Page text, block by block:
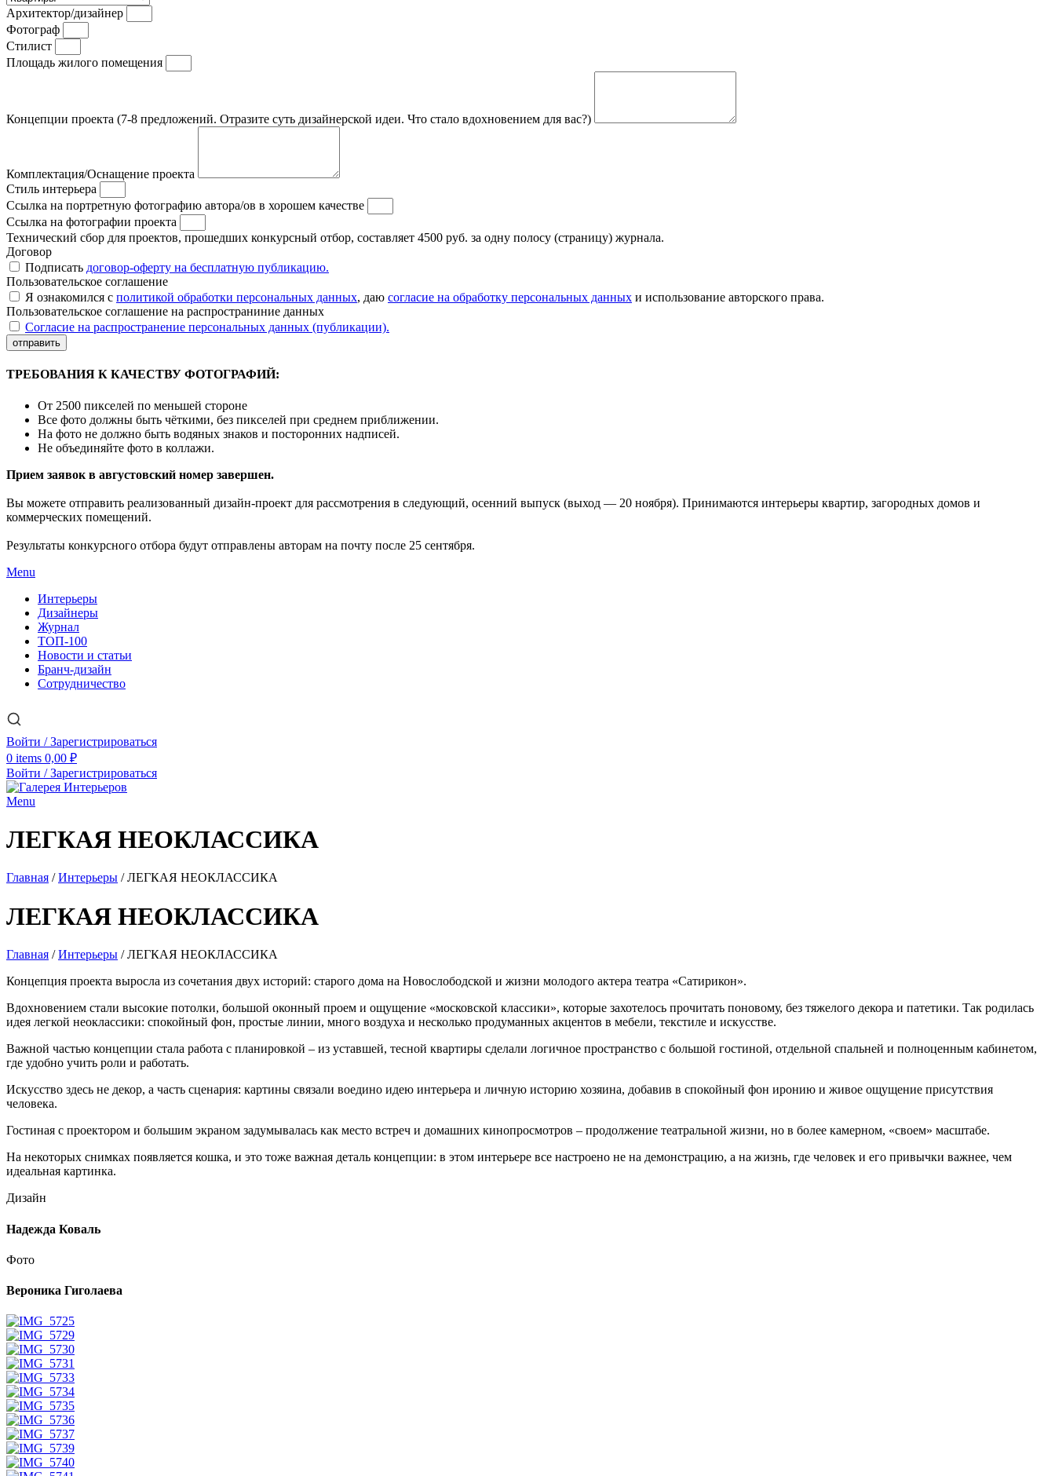
Архитектор/дизайнер
Фотограф
Стилист
Площадь жилого помещения
Концепции проекта (7-8 предложений. Отразите суть дизайнерской идеи. Что стало вдохновением для вас?)
Комплектация/Оснащение проекта
Стиль интерьера
Ссылка на портретную фотографию автора/ов в хорошем качестве
Ссылка на фотографии проекта
Технический сбор для проектов, прошедших конкурсный отбор, составляет 4500 руб. за одну полосу (страницу) журнала.
Договор
Подписать договор-оферту на бесплатную публикацию.
Пользовательское соглашение
Я ознакомился с политикой обработки персональных данных, даю согласие на обработку персональных данных и использование авторского права.
Пользовательское соглашение на распространиние данных
Согласие на распространение персональных данных (публикации).
отправить
ТРЕБОВАНИЯ К КАЧЕСТВУ ФОТОГРАФИЙ:
От 2500 пикселей по меньшей стороне
Все фото должны быть чёткими, без пикселей при среднем приближении.
На фото не должно быть водяных знаков и посторонних надписей.
Не объединяйте фото в коллажи.
Прием заявок в августовский номер завершен.
Вы можете отправить реализованный дизайн-проект для рассмотрения в следующий, осенний выпуск (выход — 20 ноября). Принимаются интерьеры квартир, загородных домов и
коммерческих помещений.
Результаты конкурсного отбора будут отправлены авторам на почту после 25 сентября.
Menu
Интерьеры
Дизайнеры
Журнал
ТОП-100
Новости и статьи
Бранч-дизайн
Сотрудничество
Войти / Зарегистрироваться
0 items 0,00 ₽
Войти / Зарегистрироваться
Menu
ЛЕГКАЯ НЕОКЛАССИКА
Главная /Интерьеры /ЛЕГКАЯ НЕОКЛАССИКА
ЛЕГКАЯ НЕОКЛАССИКА
Главная /Интерьеры /ЛЕГКАЯ НЕОКЛАССИКА
Концепция проекта выросла из сочетания двух историй: старого дома на Новослободской и жизни молодого актера театра «Сатирикон».
Вдохновением стали высокие потолки, большой оконный проем и ощущение «московской классики», которые захотелось прочитать поновому, без тяжелого декора и патетики. Так родилась
идея легкой неоклассики: спокойный фон, простые линии, много воздуха и несколько продуманных акцентов в мебели, текстиле и искусстве.
Важной частью концепции стала работа с планировкой – из уставшей, тесной квартиры сделали логичное пространство с большой гостиной, отдельной спальней и полноценным кабинетом,
где удобно учить роли и работать.
Искусство здесь не декор, а часть сценария: картины связали воедино идею интерьера и личную историю хозяина, добавив в спокойный фон иронию и живое ощущение присутствия
человека.
Гостиная с проектором и большим экраном задумывалась как место встреч и домашних кинопросмотров – продолжение театральной жизни, но в более камерном, «своем» масштабе.
На некоторых снимках появляется кошка, и это тоже важная деталь концепции: в этом интерьере все настроено не на демонстрацию, а на жизнь, где человек и его привычки важнее, чем
идеальная картинка.
Дизайн
Надежда Коваль
Фото
Вероника Гиголаева